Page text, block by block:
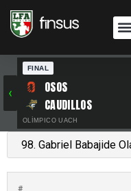
‹
FINAL
OSOS
CAUDILLOS
OLÍMPICO UACH
#